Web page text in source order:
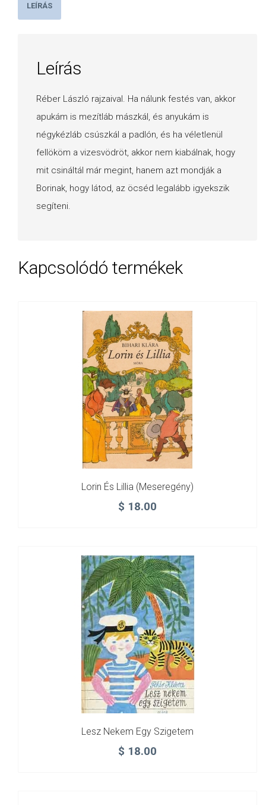
LEÍRÁS
Leírás
Réber László rajzaival. Ha nálunk festés van, akkor
apukám is mezítláb mászkál, és anyukám is
négykézláb csúszkál a padlón, és ha véletlenül
fellököm a vizesvödröt, akkor nem kiabálnak, hogy
mit csináltál már megint, hanem azt mondják a
Borinak, hogy látod, az öcséd legalább igyekszik
segíteni.
Kapcsolódó termékek
Lorin És Lillia (meseregény)
$ 18.00
Lesz Nekem Egy Szigetem
$ 18.00